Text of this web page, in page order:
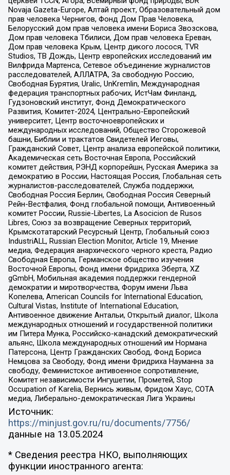
Novaja Gazeta-Europe, Алтай проект, Образовательный дом
прав человека Чернигов, Фонд Дом Прав Человека,
Белорусский дом прав человека имени Бориса Звозскова,
Дом прав человека Тбилиси, Дом прав человека Ереван,
Дом прав человека Крым, Центр дикого лосося, TVR
Studios, ТВ Дождь, Центр европейских исследований им
Вилфрида Мартенса, Сетевое объединение журналистов
расследователей, АЛЛАТРА, За свободную Россию,
Свободная Бурятия, Uralic, UnKremlin, Международная
федерация транспортных рабочих, ИстЧам Финланд,
Гудзоновский институт, Фонд Демократического
Развития, Комитет-2024, Центрально-Европейский
университет, Центр восточноевропейских и
международных исследований, Общество Сторожевой
башни, Библии и трактатов Свидетелей Иеговы,
Гражданский Совет, Центр анализа европейской политики,
Академическая сеть Восточная Европа, Российский
комитет действия, РЭНД корпорейшн, Русская Америка за
демократию в России, Настоящая Россия, Глобальная сеть
журналистов-расследователей, Служба поддержки,
Свободная Россия Берлин, Свободная Россия Северный
Рейн-Вестфалия, Фонд глобальной помощи, Антивоенный
комитет России, Russie-Libertes, La Asocicion de Rusos
Libres, Союз за возвращение Северных территорий,
Крымскотатарский Ресурсный Центр, Глобальный союз
IndustriALL, Russian Election Monitor, Article 19, Мнение
медиа, Федерация анархического черного креста, Радио
Свободная Европа, Германское общество изучения
Восточной Европы, Фонд имени Фридриха Эберта, XZ
gGmbH, Мобильная академия поддержки гендерной
демократии и миротворчества, Форум имени Льва
Копелева, American Councils for International Education,
Cultural Vistas, Institute of International Education,
Антивоенное движение Антальи, Открытый диалог, Школа
международных отношений и государственной политики
им Питера Мунка, Российско-канадский демократический
альянс, Школа международных отношений им Нормана
Патерсона, Центр Гражданских Свобод, Фонд Бориса
Немцова за Свободу, Фонд имени Фридриха Науманна за
свободу, Феминистское антивоенное сопротивление,
Комитет независимости Ингушетии, Прометей, Stop
Occupation of Karelia, Вернись живым, Фридом Хаус, СОТА
медиа, Либерально-демократическая Лига Украины
Источник:
https://minjust.gov.ru/ru/documents/7756/
данные на 13.05.2024
* Сведения реестра НКО, выполняющих
функции иностранного агента: